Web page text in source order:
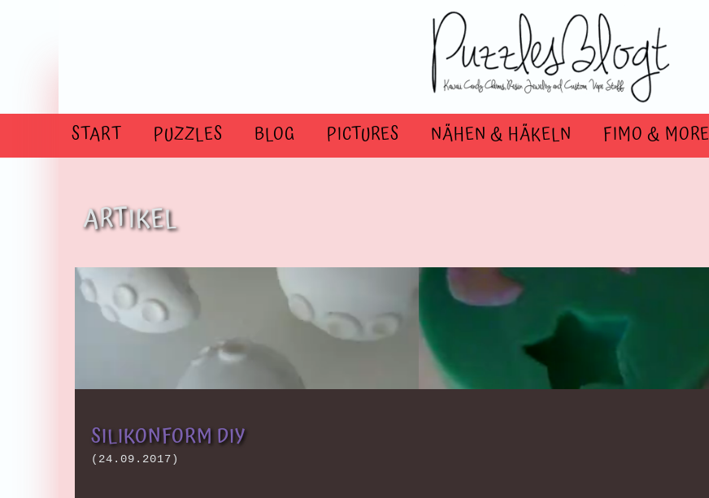
START PUZZLES BLOG PICTURES NÄHEN & HÄKELN FIMO & MORE
ARTIKEL
SILIKONFORM DIY
( 24.09.2017)